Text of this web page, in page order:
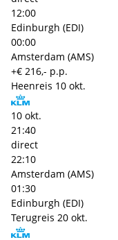
12:00
Edinburgh (EDI)
00:00
Amsterdam (AMS)
+€ 216,- p.p.
Heenreis 10 okt.
10 okt.
21:40
direct
22:10
Amsterdam (AMS)
01:30
Edinburgh (EDI)
Terugreis 20 okt.